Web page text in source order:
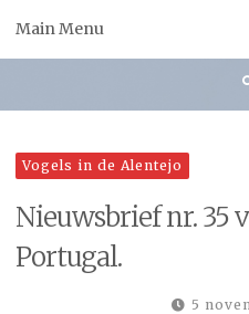
Main Menu
Vogels in de Alentejo
Nieuwsbrief nr. 35
Portugal.
5